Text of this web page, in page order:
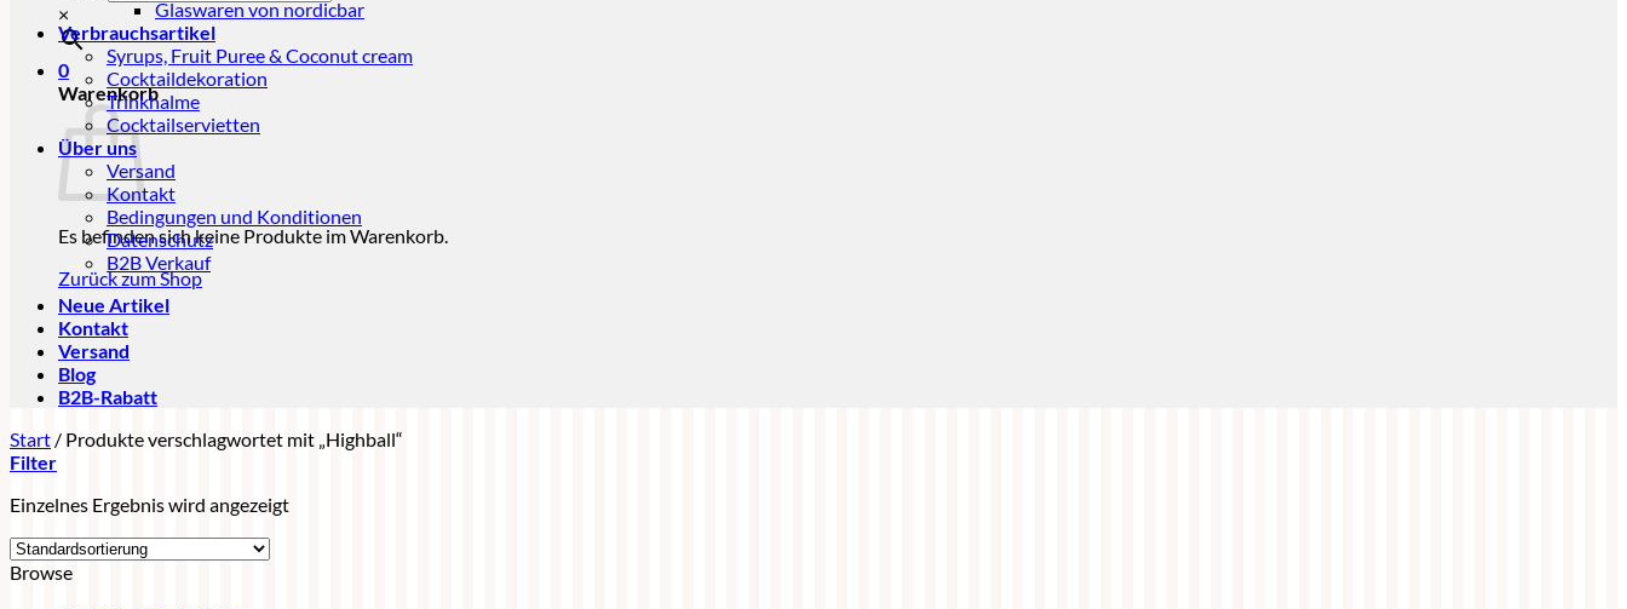
×
0
Warenkorb
Es befinden sich keine Produkte im Warenkorb.
Zurück zum Shop
Glaswaren von nordicbar
Verbrauchsartikel
Syrups, Fruit Puree & Coconut cream
Cocktaildekoration
Trinkhalme
Cocktailservietten
Über uns
Versand
Kontakt
Bedingungen und Konditionen
Datenschutz
B2B Verkauf
Neue Artikel
Kontakt
Versand
Blog
B2B-Rabatt
Start / Produkte verschlagwortet mit „Highball“
Filter
Einzelnes Ergebnis wird angezeigt
Browse